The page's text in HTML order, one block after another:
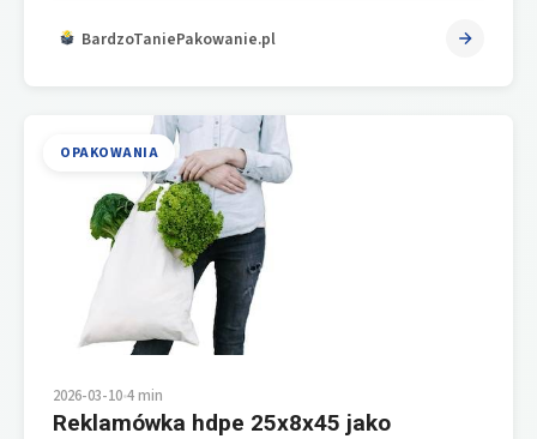
BardzoTaniePakowanie.pl
OPAKOWANIA
2026-03-10•4 min
Reklamówka hdpe 25x8x45 jako